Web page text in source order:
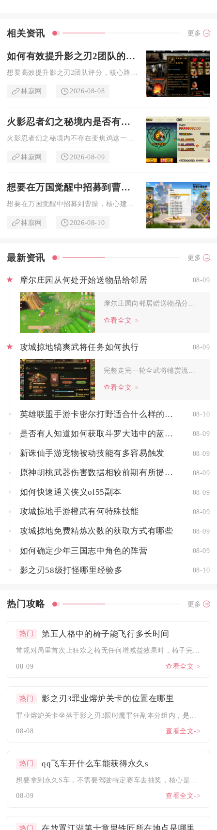
相关资讯 更多
如何有效提升影之刃2团队的评分
林寂网 2026-08-08
火影忍者幻之秘境内是否有变焦鸡存在
林寂网 2026-08-09
想要在万国觉醒中招募到曹操有没有什么建议
林寂网 2026-08-10
最新资讯 更多
摩尔庄园从何处开始送物品给邻居 08-09
摩尔庄园向邻居赠送物品分为三条核心渠道，分别是好友聊天送礼入...
查看全文->
攻城掠地犒爽武将任务如何执行 08-09
完整走完一轮全武将犒赏流程、提前囤积牛肉美酒、按品阶顺序犒赏...
查看全文->
英雄联盟手游卡密尔打野适合什么样的阵容 08-10
是否有人知道如何获取斗罗大陆中的蓝银草 08-09
新诛仙手游宠物被动技能有多容易触发 08-09
原神胡桃武器伤害数据相较前期有所提升吗 08-09
如何快速通关侠义ol55副本 08-09
攻城掠地手游橙武有何特殊技能 08-09
攻城掠地免费精炼次数的获取方式有哪些 08-09
如何确定少年三国志中角色的阵营 08-09
影之刃58级打怪哪里经验多 08-10
热门攻略 更多
热门 第五人格中的椅子能飞行多长时间
08-09 查看全文->
热门 影之刃3罪业熔炉关卡的位置在哪里
08-08 查看全文->
热门 qq飞车开什么车能获得永久s
08-09 查看全文->
热门